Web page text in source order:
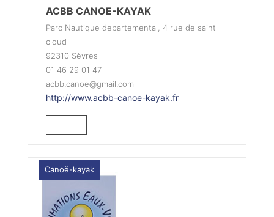
ACBB CANOE-KAYAK
Parc Nautique departemental, 4 rue de saint
cloud
92310 Sèvres
01 46 29 01 47
acbb.canoe@gmail.com
http://www.acbb-canoe-kayak.fr
Canoë-kayak